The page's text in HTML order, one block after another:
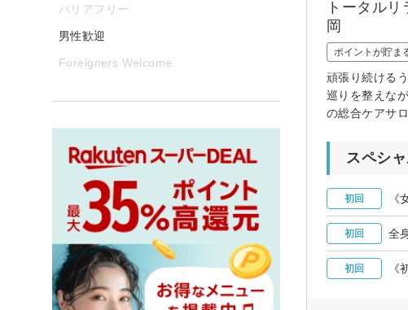
トータル
岡
ポイントが貯ま
頑張り続ける
巡りを整えな
の総合ケアサロ
スペシ
初回
初回
初回
バリアフリー
男性歓迎
Foreigners Welcome